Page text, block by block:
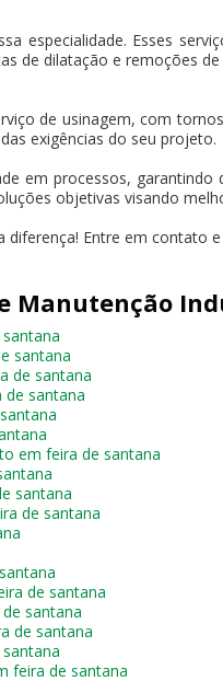
especialidade. Esses
de dilatação e remoções
de usinagem, com
exigências do seu projeto.
em processos,
objetivas visando
Entre em contato
Manutenção
santana
de santana
santana
em feira de santana
santana
de santana
de santana
santana
de santana
feira de santana